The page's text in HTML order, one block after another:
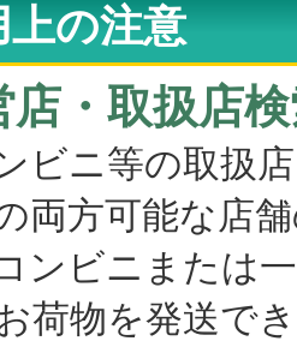
の注意
店・取扱店
ビニ等の取扱
両方可能な店
ニまたは一
荷物を発送で